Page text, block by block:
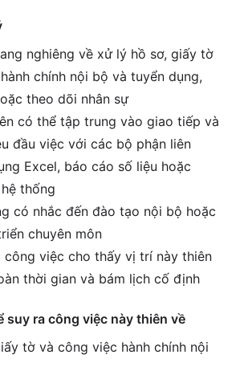
nghiêng về xử lý hồ sơ, giấy tờ
chính nội bộ và tuyển dụng,
theo dõi nhân sự
có thể tập trung vào giao tiếp và
đầu việc với các bộ phận liên
Excel, báo cáo số liệu hoặc
thống
có nhắc đến đào tạo nội bộ hoặc
chuyên môn
công việc cho thấy vị trí này thiên
thời gian và bám lịch cố định
suy ra công việc này thiên về
tờ và công việc hành chính nội